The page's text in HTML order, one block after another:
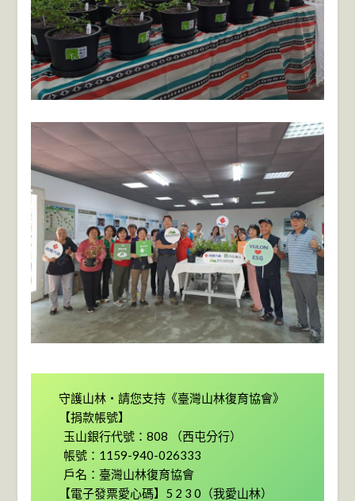
守護山林・請您支持《臺灣山林復育協會》
【捐款帳號】
【電子發票愛心碼】5 2 3 0（我愛山林）